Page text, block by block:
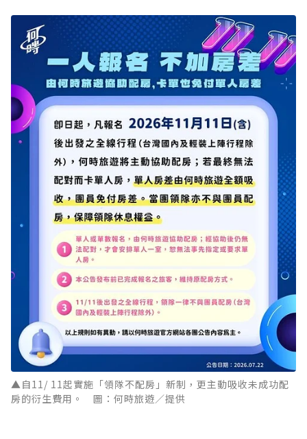
▲自11/ 11起實施「領隊不配房」新制，更主動吸收未成功配
房的衍生費用。 圖：何時旅遊／提供